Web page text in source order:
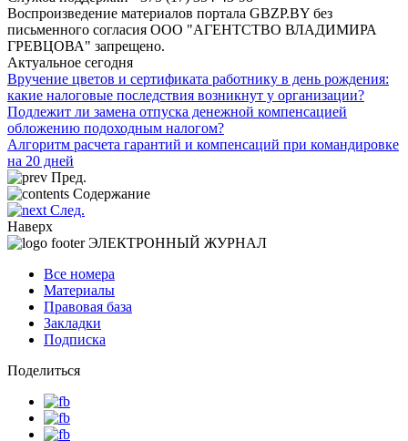
Воспроизведение материалов портала GBZP.BY без
письменного согласия OOO "АГЕНТСТВО ВЛАДИМИРА
ГРЕВЦОВА" запрещено.
Актуальное сегодня
Вручение цветов и сертификата работнику в день рождения:
какие налоговые последствия возникнут у организации?
Подлежит ли замена отпуска денежной компенсацией
обложению подоходным налогом?
Алгоритм расчета гарантий и компенсаций при командировке
на 20 дней
Пред.
Содержание
След.
Наверх
ЭЛЕКТРОННЫЙ ЖУРНАЛ
Все номера
Материалы
Правовая база
Закладки
Подписка
Поделиться